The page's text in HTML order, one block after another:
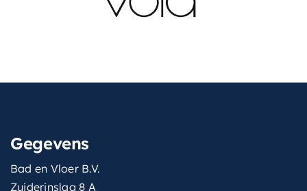
Gegevens
Bad en Vloer B.V.
Zuiderinslag 8 A